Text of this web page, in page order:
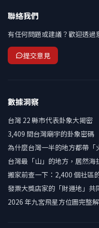
聯絡我們
有任何問題或建議？歡迎透過
提交意見
數據洞察
台灣 22 縣市代表卦象大揭密
3,409 間台灣廟宇的卦象密碼
為什麼台灣一半的地方都帶「
台灣最「山」的地方，居然海
搬家前查一下：2,400 個社區
發票大獎店家的「財運地」共
2026 年九宮飛星方位圖完整